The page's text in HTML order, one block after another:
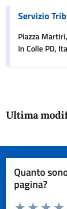
Servizio
Piazza
In Colle PD,
Ultima
Quanto
pagina?
Domanda
Valuta da 1 a 5